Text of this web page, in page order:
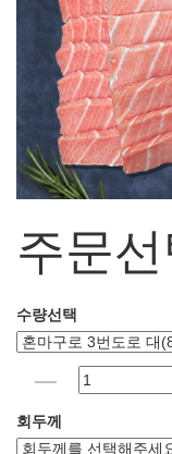
주문선
수량선택
회두께